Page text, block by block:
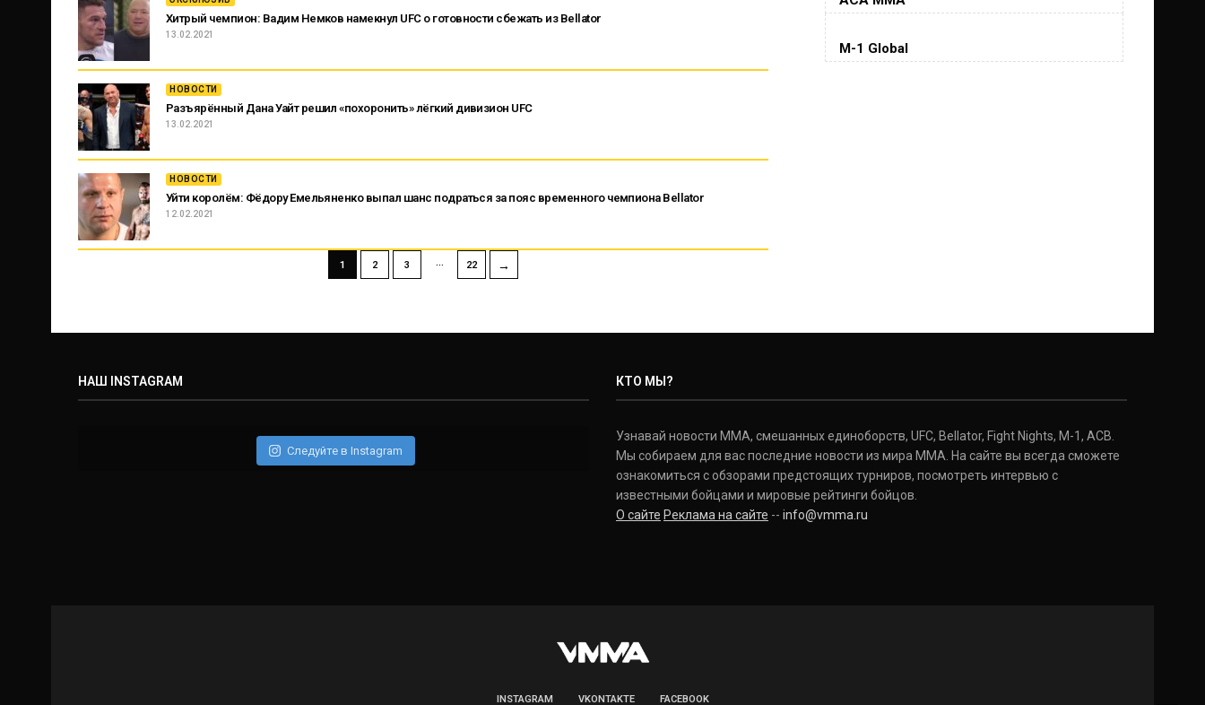
Хитрый чемпион: Вадим Немков намекнул UFC о готовности сбежать из Bellator
13.02.2021
НОВОСТИ
Разъярённый Дана Уайт решил «похоронить» лёгкий дивизион UFC
13.02.2021
НОВОСТИ
Уйти королём: Фёдору Емельяненко выпал шанс подраться за пояс временного чемпиона Bellator
12.02.2021
1 2 3 … 22 →
Колби Ковингтон
Исраэль Адесанья
(19-0-0, 0)
M-1 Global
НАШ INSTAGRAM
Следуйте в Instagram
КТО МЫ?
Узнавай новости ММА, смешанных единоборств, UFC, Bellator, Fight Nights, M-1, ACB.
Мы собираем для вас последние новости из мира ММА. На сайте вы всегда сможете
ознакомиться с обзорами предстоящих турниров, посмотреть интервью с
известными бойцами и мировые рейтинги бойцов.
О сайте Реклама на сайте -- info@vmma.ru
INSTAGRAM VKONTAKTE FACEBOOK